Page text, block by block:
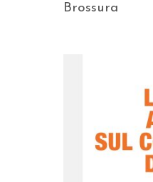
Brossura